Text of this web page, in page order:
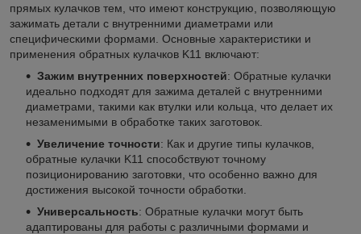
прямых кулачков тем, что имеют конструкцию, позволяющую
зажимать детали с внутренними диаметрами или
специфическими формами. Основные характеристики и
применения обратных кулачков K11 включают:
Зажим внутренних поверхностей: Обратные кулачки
идеально подходят для зажима деталей с внутренними
диаметрами, такими как втулки или кольца, что делает их
незаменимыми в обработке таких заготовок.
Увеличение точности: Как и другие типы кулачков,
обратные кулачки K11 способствуют точному
позиционированию заготовки, что особенно важно для
достижения высокой точности обработки.
Универсальность: Обратные кулачки могут быть
адаптированы для работы с различными формами и